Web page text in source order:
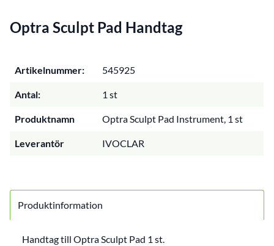
Optra Sculpt Pad Handtag
Artikelnummer: 545925
Antal: 1 st
Produktnamn Optra Sculpt Pad Instrument, 1 st
Leverantör IVOCLAR
Produktinformation
Handtag till Optra Sculpt Pad 1 st.